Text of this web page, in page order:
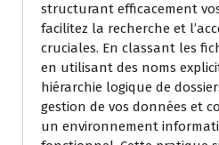
structurant efficacement
facilitez la recherche et
cruciales. En classant les
en utilisant des noms
hiérarchie logique de
gestion de vos données et
un environnement